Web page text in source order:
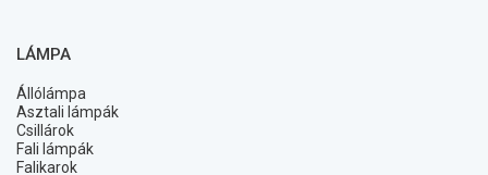
LÁMPA
Állólámpa
Asztali lámpák
Csillárok
Fali lámpák
Falikarok